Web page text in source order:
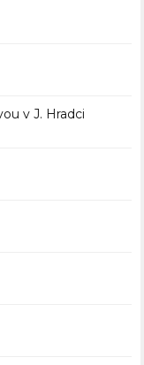
v J. Hradci